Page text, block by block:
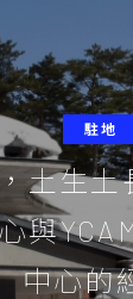
駐地
土生土
與
中心的